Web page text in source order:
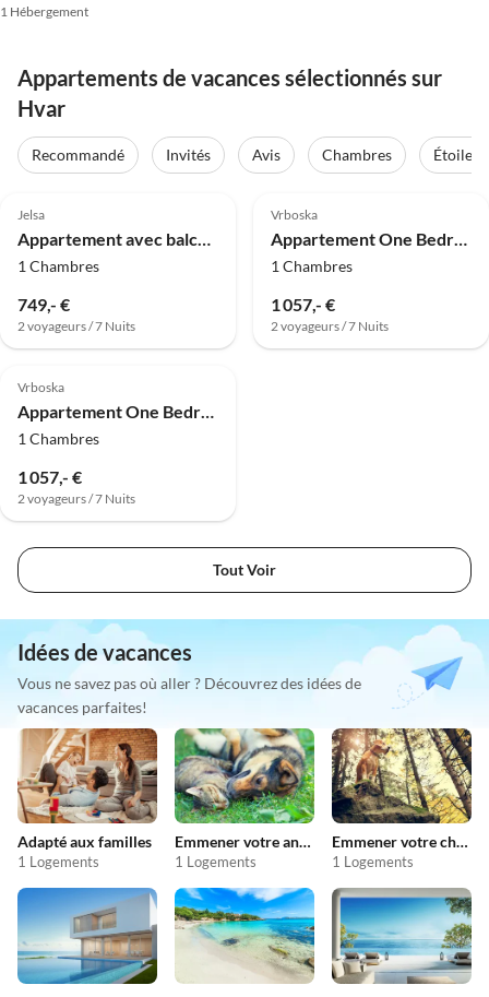
1 Hébergement
Appartements de vacances sélectionnés sur
Hvar
Recommandé Invités Avis Chambres
Étoiles
Jelsa
1 Chambres
749,- €
2 voyageurs / 7 Nuits
Vrboska
1 Chambres
1 057,- €
2 voyageurs / 7 Nuits
Vrboska
1 Chambres
1 057,- €
2 voyageurs / 7 Nuits
Tout Voir
Idées de vacances
Vous ne savez pas où aller ? Découvrez des idées de
vacances parfaites!
Adapté aux familles
1 Logements
Emmener votre animal en vacances
1 Logements
Emmener votre chien en vacances
1 Logements